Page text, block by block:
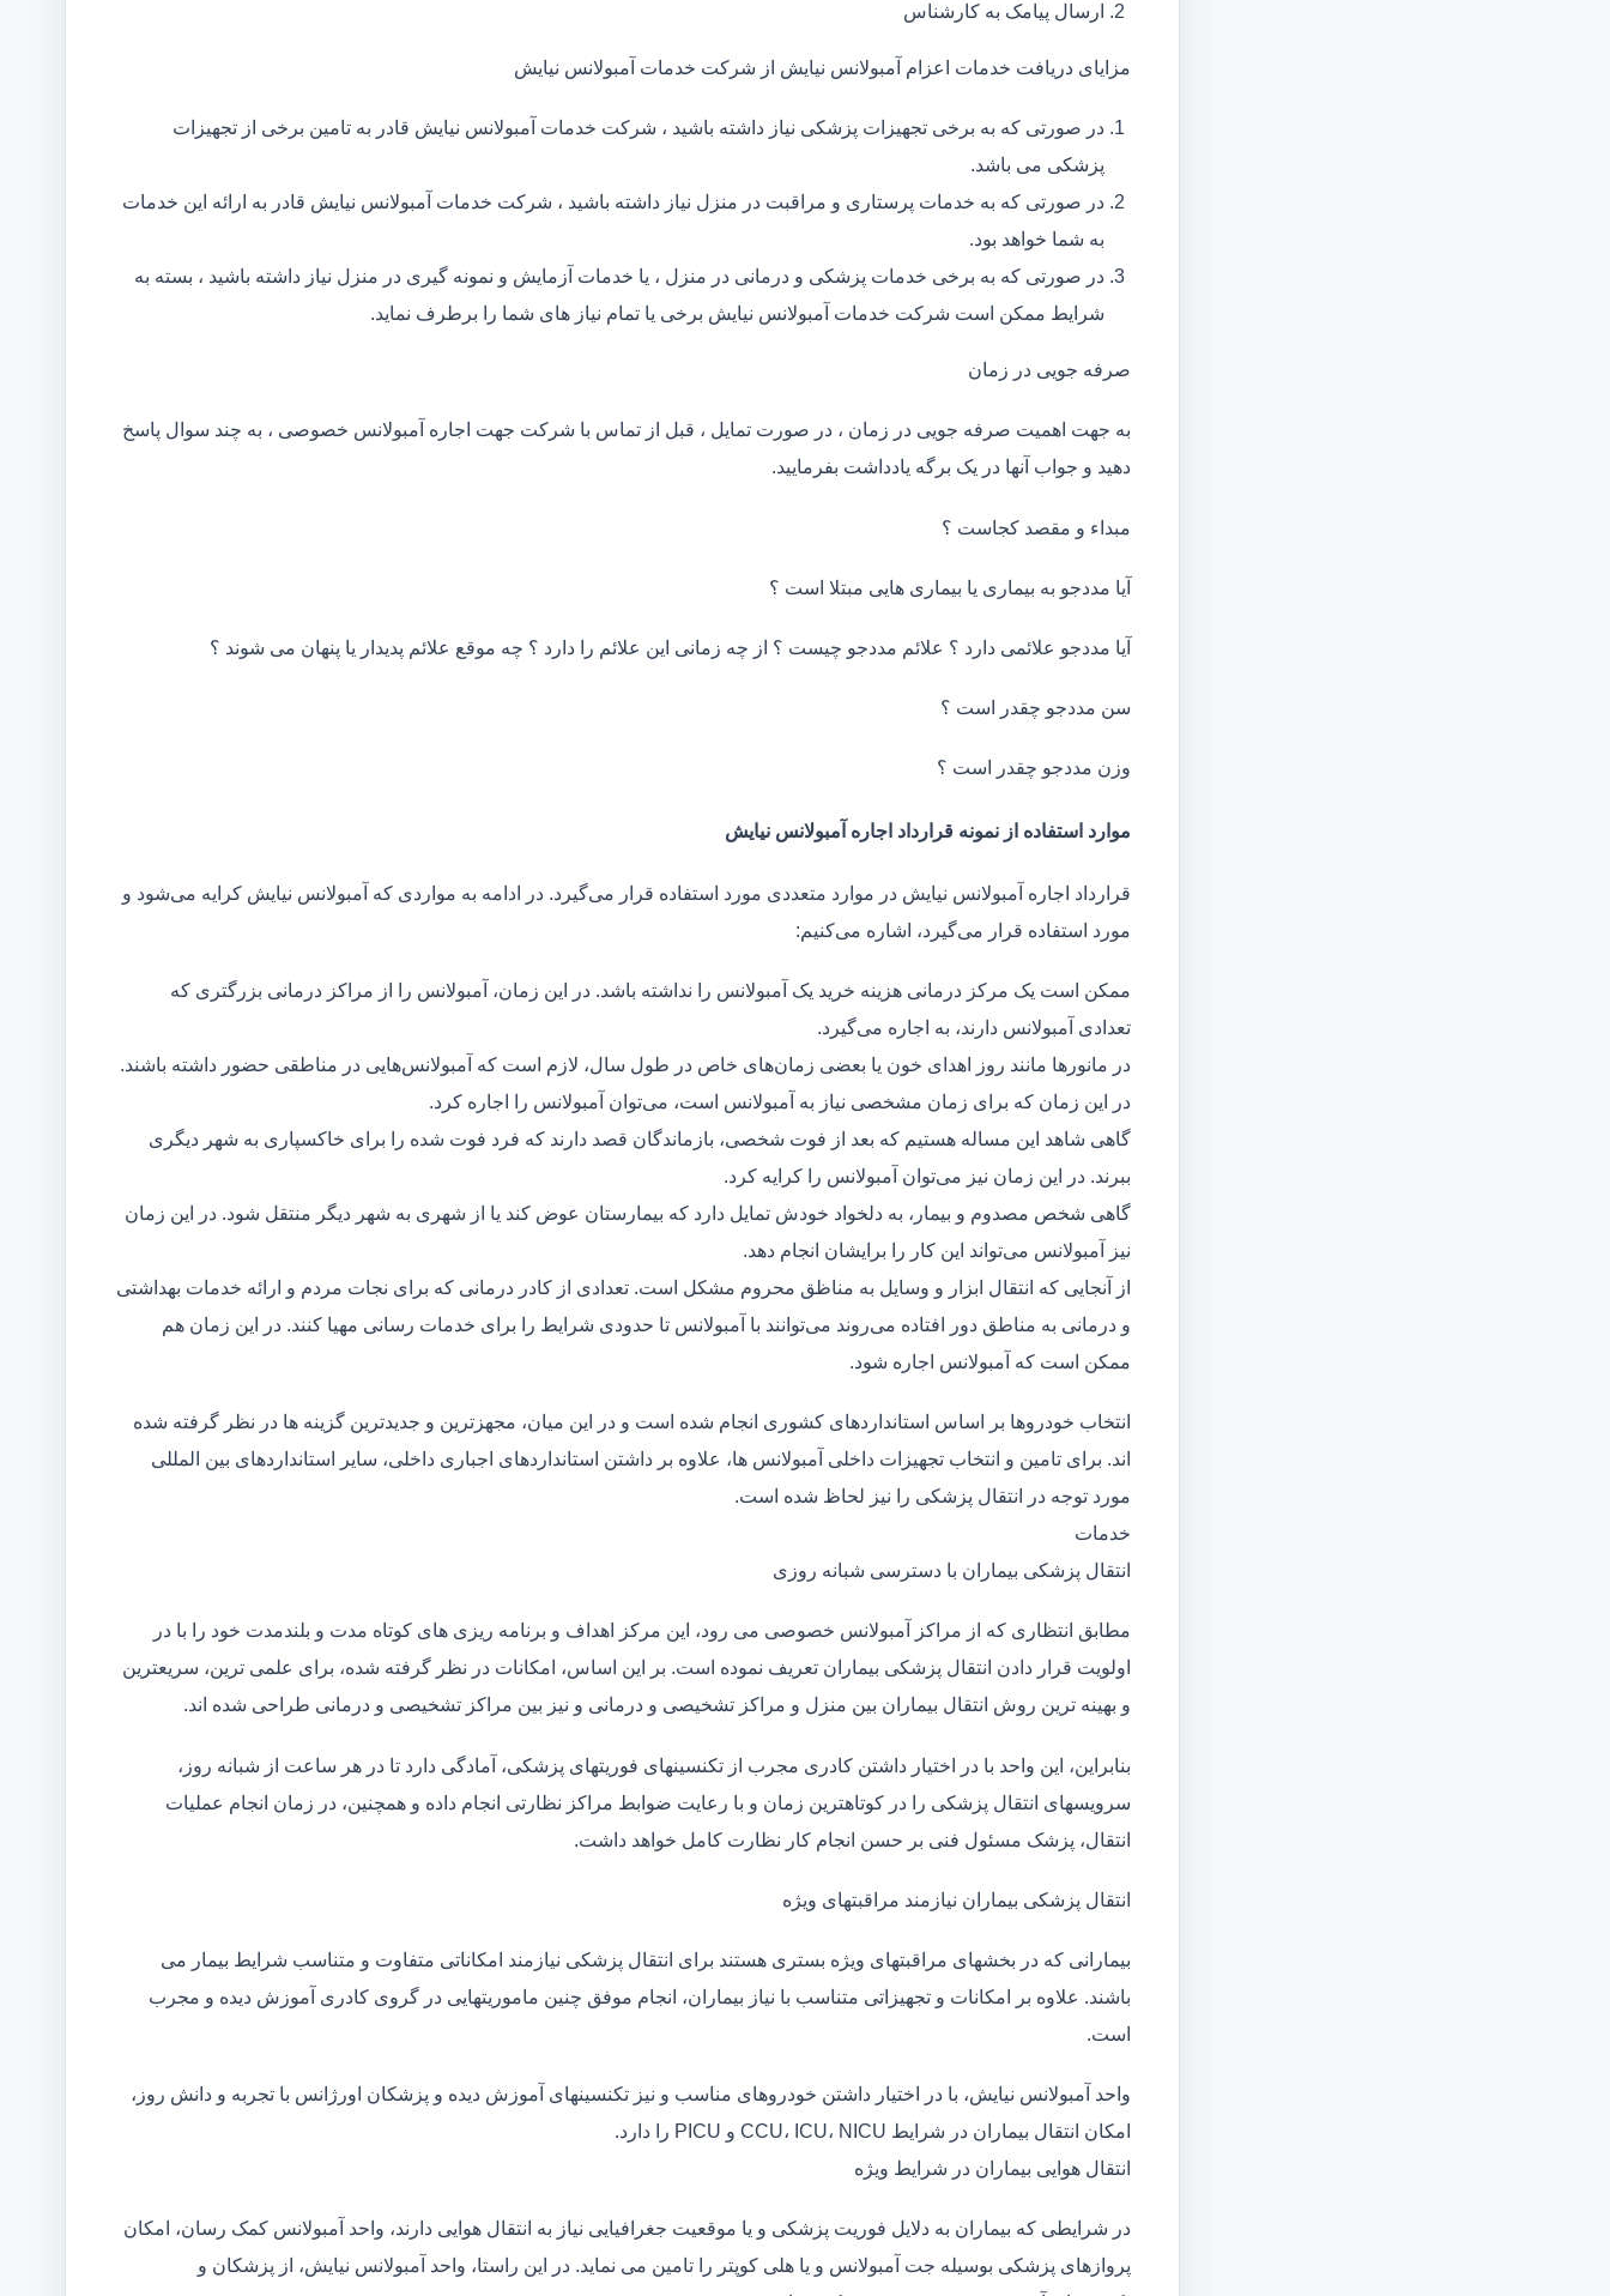
ارسال پیامک به کارشناس
مزایای دریافت خدمات اعزام آمبولانس نیایش از شرکت خدمات آمبولانس نیایش
در صورتی که به برخی تجهیزات پزشکی نیاز داشته باشید ، شرکت خدمات آمبولانس نیایش قادر به تامین برخی از تجهیزات
پزشکی می باشد.
در صورتی که به خدمات پرستاری و مراقبت در منزل نیاز داشته باشید ، شرکت خدمات آمبولانس نیایش قادر به ارائه این خدمات
به شما خواهد بود.
در صورتی که به برخی خدمات پزشکی و درمانی در منزل ، یا خدمات آزمایش و نمونه گیری در منزل نیاز داشته باشید ، بسته به
شرایط ممکن است شرکت خدمات آمبولانس نیایش برخی یا تمام نیاز های شما را برطرف نماید.
صرفه جویی در زمان
به جهت اهمیت صرفه جویی در زمان ، در صورت تمایل ، قبل از تماس با شرکت جهت اجاره آمبولانس خصوصی ، به چند سوال پاسخ
دهید و جواب آنها در یک برگه یادداشت بفرمایید.
مبداء و مقصد کجاست ؟
آیا مددجو به بیماری یا بیماری هایی مبتلا است ؟
آیا مددجو علائمی دارد ؟ علائم مددجو چیست ؟ از چه زمانی این علائم را دارد ؟ چه موقع علائم پدیدار یا پنهان می شوند ؟
سن مددجو چقدر است ؟
وزن مددجو چقدر است ؟
موارد استفاده از نمونه قرارداد اجاره آمبولانس نیایش
قرارداد اجاره آمبولانس نیایش در موارد متعددی مورد استفاده قرار می‌گیرد. در ادامه به مواردی که آمبولانس نیایش کرایه می‌شود و
مورد استفاده قرار می‌گیرد، اشاره می‌کنیم:
ممکن است یک مرکز درمانی هزینه خرید یک آمبولانس را نداشته باشد. در این زمان، آمبولانس را از مراکز درمانی بزرگتری که
تعدادی آمبولانس دارند، به اجاره می‌گیرد.
در مانور‌ها مانند روز اهدای خون یا بعضی زمان‌های خاص در طول سال، لازم است که آمبولانس‌هایی در مناطقی حضور داشته باشند.
در این زمان که برای زمان مشخصی نیاز به آمبولانس است، می‌توان آمبولانس را اجاره کرد.
گاهی شاهد این مساله هستیم که بعد از فوت شخصی، بازماندگان قصد دارند که فرد فوت شده را برای خاکسپاری به شهر دیگری
ببرند. در این زمان نیز می‌توان آمبولانس را کرایه کرد.
گاهی شخص مصدوم و بیمار، به دلخواد خودش تمایل دارد که بیمارستان عوض کند یا از شهری به شهر دیگر منتقل شود. در این زمان
نیز آمبولانس می‌تواند این کار را برایشان انجام دهد.
از آنجایی که انتقال ابزار و وسایل به مناظق محروم مشکل است. تعدادی از کادر درمانی که برای نجات مردم و ارائه خدمات بهداشتی
و درمانی به مناطق دور افتاده می‌روند می‌توانند با آمبولانس تا حدودی شرایط را برای خدمات رسانی مهیا کنند. در این زمان هم
ممکن است که آمبولانس اجاره شود.
انتخاب خودروها بر اساس استانداردهای کشوری انجام شده است و در این میان، مجهزترین و جدیدترین گزینه ها در نظر گرفته شده
اند. برای تامین و انتخاب تجهیزات داخلی آمبولانس ها، علاوه بر داشتن استانداردهای اجباری داخلی، سایر استانداردهای بین المللی
مورد توجه در انتقال پزشکی را نیز لحاظ شده است.
خدمات
انتقال پزشکی بیماران با دسترسی شبانه روزی
مطابق انتظاری که از مراکز آمبولانس خصوصی می رود، این مرکز اهداف و برنامه ریزی های کوتاه مدت و بلندمدت خود را با در
اولویت قرار دادن انتقال پزشکی بیماران تعریف نموده است. بر این اساس، امکانات در نظر گرفته شده، برای علمی ترین، سریعترین
و بهینه ترین روش انتقال بیماران بین منزل و مراکز تشخیصی و درمانی و نیز بین مراکز تشخیصی و درمانی طراحی شده اند.
بنابراین، این واحد با در اختیار داشتن کادری مجرب از تکنسینهای فوریتهای پزشکی، آمادگی دارد تا در هر ساعت از شبانه روز،
سرویسهای انتقال پزشکی را در کوتاهترین زمان و با رعایت ضوابط مراکز نظارتی انجام داده و همچنین، در زمان انجام عملیات
انتقال، پزشک مسئول فنی بر حسن انجام کار نظارت کامل خواهد داشت.
انتقال پزشکی بیماران نیازمند مراقبتهای ویژه
بیمارانی که در بخشهای مراقبتهای ویژه بستری هستند برای انتقال پزشکی نیازمند امکاناتی متفاوت و متناسب شرایط بیمار می
باشند. علاوه بر امکانات و تجهیزاتی متناسب با نیاز بیماران، انجام موفق چنین ماموریتهایی در گروی کادری آموزش دیده و مجرب
است.
واحد آمبولانس نیایش، با در اختیار داشتن خودروهای مناسب و نیز تکنسینهای آموزش دیده و پزشکان اورژانس با تجربه و دانش روز،
امکان انتقال بیماران در شرایط CCU، ICU، NICU و PICU را دارد.
انتقال هوایی بیماران در شرایط ویژه
در شرایطی که بیماران به دلایل فوریت پزشکی و یا موقعیت جغرافیایی نیاز به انتقال هوایی دارند، واحد آمبولانس کمک رسان، امکان
پروازهای پزشکی بوسیله جت آمبولانس و یا هلی کوپتر را تامین می نماید. در این راستا، واحد آمبولانس نیایش، از پزشکان و